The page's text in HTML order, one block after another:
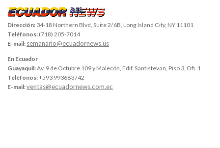
Dirección: 34-18 Northern Blvd, Suite 2/6B, Long Island City, NY 11101
Teléfonos: (718) 205-7014
E-mail: semanario@ecuadornews.us
En Ecuador
Guayaquil:Av. 9 de Octubre 109 y Malecón, Edif. Santistevan, Piso 3, Ofi. 1
Teléfonos:+593 993683742
E-mail:ventas@ecuadornews.com.ec